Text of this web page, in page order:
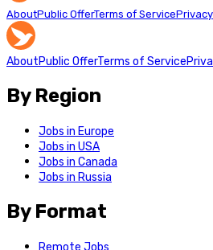
AboutPublic OfferTerms of Service
AboutPublic OfferTerms of Service
By Region
Jobs in Europe
Jobs in USA
Jobs in Canada
Jobs in Russia
By Format
Remote Jobs